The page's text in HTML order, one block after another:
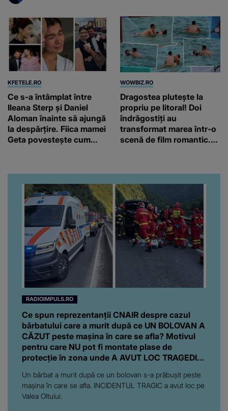
KFETELE.RO
Ce s-a întâmplat între
Ileana Sterp și Daniel
Aloman înainte să ajungă
la despărțire. Fiica mamei
Geta povestește cum
denigrez.”
WOWBIZ.RO
Dragostea plutește la
propriu pe litoral! Doi
îndrăgostiți au
transformat marea într-o
scenă de film romantic.
RADIOIMPULS.RO
Ce spun reprezentanții CNAIR despre cazul
bărbatului care a murit după ce UN BOLOVAN A
CĂZUT peste mașina în care se afla? Motivul
pentru care NU pot fi montate plase de
protecție în zona unde A AVUT LOC TRAGEDIA:
Un bărbat a murit după ce un bolovan s-a prăbușit peste
mașina în care se afla. INCIDENTUL TRAGIC a avut loc pe
Valea Oltului.